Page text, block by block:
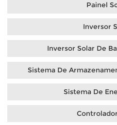
Painel
Inversor
Inversor Solar De
Sistema De
Sistema De